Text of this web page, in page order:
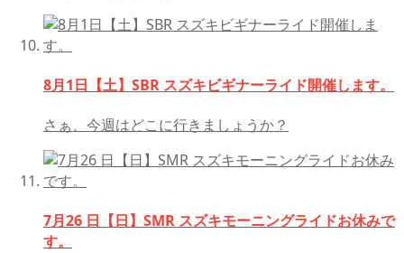
8月1日【土】SBR スズキビギナーライド開催します。
さぁ、今週はどこに行きましょうか？
7月26 日【日】SMR スズキモーニングライドお休みで
す。